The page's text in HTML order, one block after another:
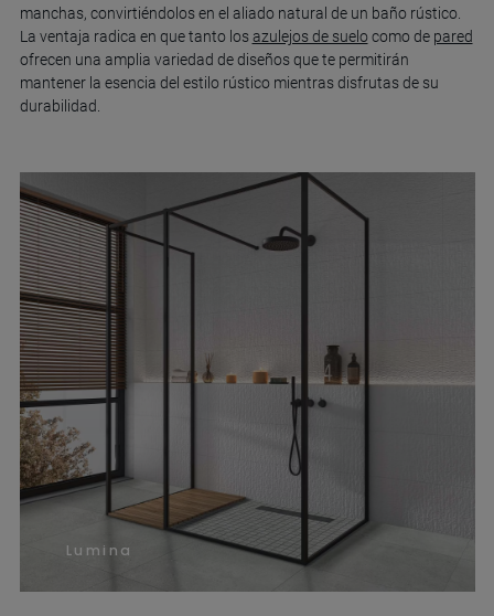
manchas, convirtiéndolos en el aliado natural de un baño rústico.
La ventaja radica en que tanto losazulejos de suelo como de pared
ofrecen una amplia variedad de diseños que te permitirán
mantener la esencia del estilo rústico mientras disfrutas de su
durabilidad.
Lumina